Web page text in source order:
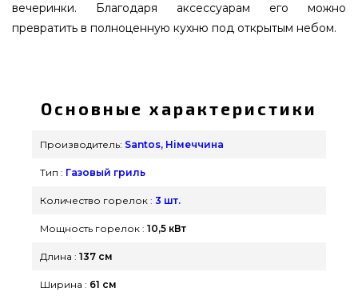
вечеринки. Благодаря аксессуарам его можно
превратить в полноценную кухню под открытым небом.
и заказать от самых лучших брендов Santos,
Німеччина по актуальной цене всего 74 990 грн.
в каталоге интернет магазина грилей и мангалов
грили в онлайн каталоге Гриль Поинт. Напишите
прямо сейчас нашим продавцам по номеру (044)
Основные характеристики
Производитель: Santos, Німеччина
Тип : Газовый гриль
Количество горелок : 3 шт.
Мощность горелок : 10,5 кВт
Длина : 137 см
Ширина : 61 см